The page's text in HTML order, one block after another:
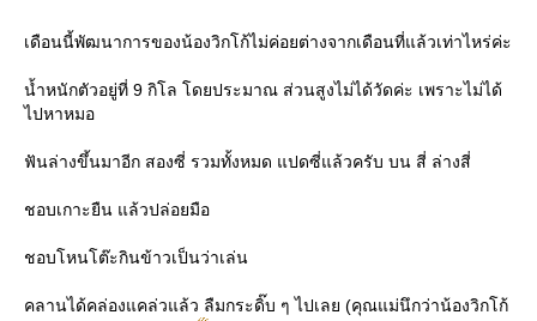
เดือนนี้พัฒนาการของน้องวิกโก้ไม่ค่อยต่างจากเดือนที่แล้วเท่าไหร่ค่ะ
น้ำหนักตัวอยู่ที่ 9 กิโล โดยประมาณ ส่วนสูงไม่ได้วัดค่ะ เพราะไม่ได้
ไปหาหมอ
ฟันล่างขึ้นมาอีก สองซี่ รวมทั้งหมด แปดซี่แล้วครับ บน สี่ ล่างสี่
ชอบเกาะยืน แล้วปล่อยมือ
ชอบโหนโต๊ะกินข้าวเป็นว่าเล่น
คลานได้คล่องแคล่วแล้ว ลืมกระดิ๊บ ๆ ไปเลย (คุณแม่นึกว่าน้องวิกโก้